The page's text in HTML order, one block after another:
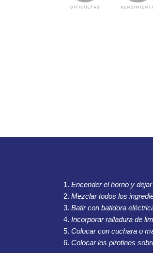
Encender el horno y
Mezclar todos los
Batir con batidora
Incorporar ralladura de
Colocar con cuchara o
Colocar los pirotines